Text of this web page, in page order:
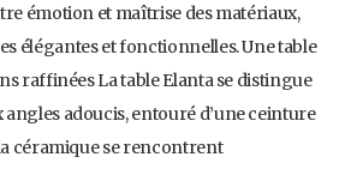
émotion et maîtrise des matériaux,
élégantes et fonctionnelles. Une table
raffinées La table Elanta se distingue
angles adoucis, entouré d’une ceinture
céramique se rencontrent